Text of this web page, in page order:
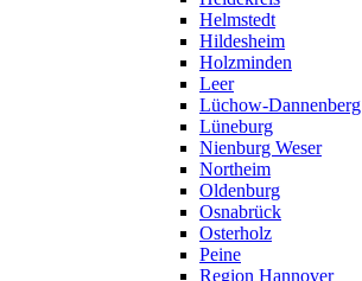
Helmstedt
Hildesheim
Holzminden
Leer
Lüchow-Dannenberg
Lüneburg
Nienburg Weser
Northeim
Oldenburg
Osnabrück
Osterholz
Peine
Region Hannover